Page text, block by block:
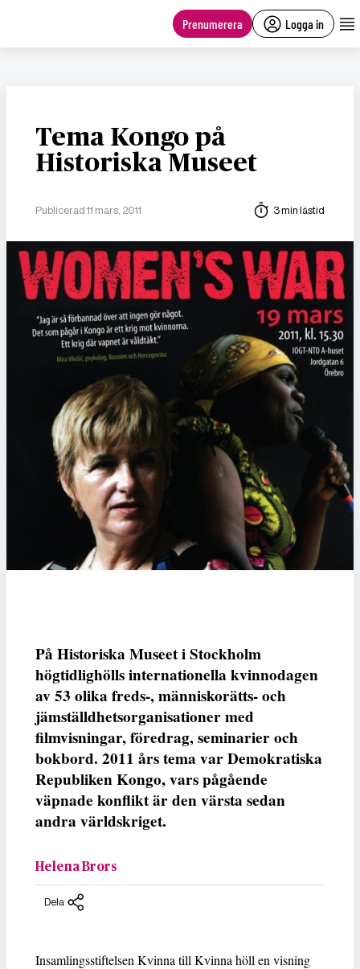
Prenumerera Logga in
Tema Kongo på
Historiska Museet
Publicerad 11 mars, 2011 3 min lästid
På Historiska Museet i Stockholm
högtidlighölls internationella kvinnodagen
av 53 olika freds-, människorätts- och
jämställdhetsorganisationer med
filmvisningar, föredrag, seminarier och
bokbord. 2011 års tema var Demokratiska
Republiken Kongo, vars pågående
väpnade konflikt är den värsta sedan
andra världskriget.
Helena Brors
Dela
Insamlingsstiftelsen Kvinna till Kvinna höll en visning